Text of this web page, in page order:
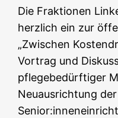
Die Fraktionen
herzlich ein zur
„Zwischen
Vortrag und
pflegebedürftiger
Neuausrichtung der